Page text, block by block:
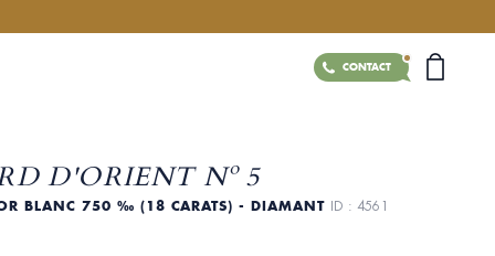
CONTACT
D'ORIENT Nº 5
BLANC 750 ‰ (18 CARATS) - DIAMANT ID : 4561